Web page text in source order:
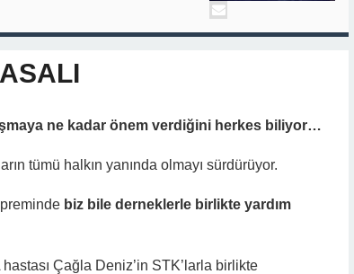
ne kadar önem verdiğini herkes biliyor…
tümü halkın yanında olmayı sürdürüyor.
biz bile derneklerle birlikte yardım
Çağla Deniz’in STK’larla birlikte